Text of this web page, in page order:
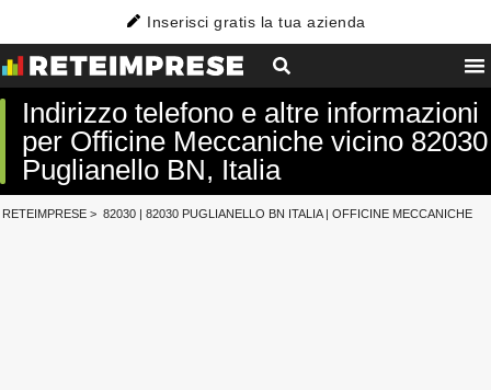
Inserisci gratis la tua azienda
Indirizzo telefono e altre informazioni
per Officine Meccaniche vicino 82030
Puglianello BN, Italia
RETEIMPRESE > 82030 | 82030 PUGLIANELLO BN ITALIA| OFFICINE MECCANICHE